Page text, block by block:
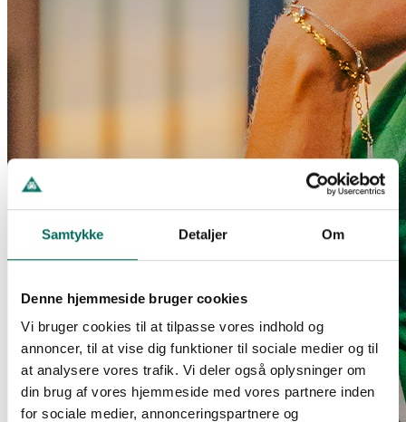
Samtykke Detaljer Om
Denne hjemmeside bruger cookies
Vi bruger cookies til at tilpasse vores indhold og
annoncer, til at vise dig funktioner til sociale medier og til
at analysere vores trafik. Vi deler også oplysninger om
din brug af vores hjemmeside med vores partnere inden
for sociale medier, annonceringspartnere og